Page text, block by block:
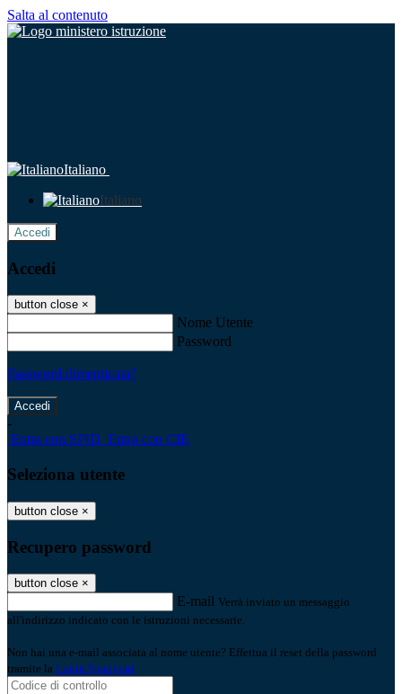
Salta al contenuto
Italiano
Italiano
Accedi
Accedi
button close ×
Nome Utente
Password
Password dimenticata?
-
Entra con SPID Entra con CIE
Seleziona utente
button close ×
Recupero password
button close ×
E-mail Verrà inviato un messaggio
all'indirizzo indicato con le istruzioni necessarie.
Non hai una e-mail associata al nome utente? Effettua il reset della password
tramite la Login Spaggiari